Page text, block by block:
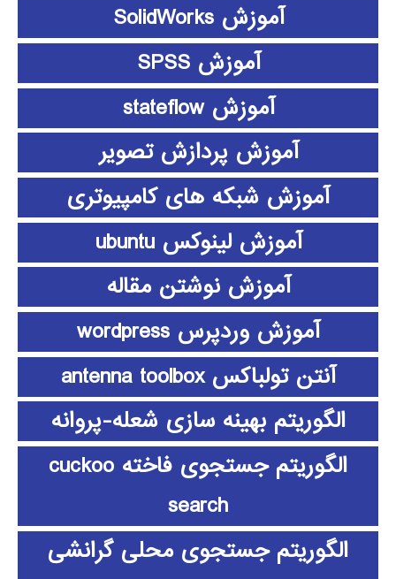
آموزش SolidWorks
آموزش SPSS
آموزش stateflow
آموزش پردازش تصویر
آموزش شبکه های کامپیوتری
آموزش لینوکس ubuntu
آموزش نوشتن مقاله
آموزش وردپرس wordpress
آنتن تولباکس antenna toolbox
الگوریتم بهینه سازی شعله-پروانه
الگوریتم جستجوی فاخته cuckoo
search
الگوریتم جستجوی محلی گرانشی